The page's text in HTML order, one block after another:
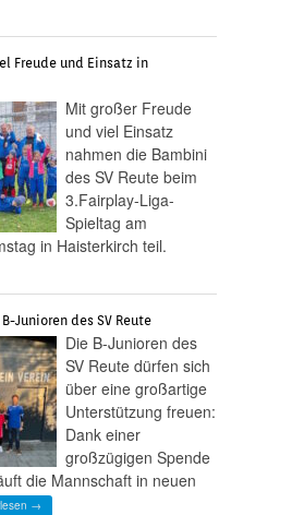
Freude und Einsatz in
Mit großer Freude
und viel Einsatz
nahmen die Bambini
des SV Reute beim
3.Fairplay-Liga-
Spieltag am
in Haisterkirch teil.
Junioren des SV Reute
Die B-Junioren des
SV Reute dürfen sich
über eine großartige
Unterstützung freuen:
Dank einer
großzügigen Spende
die Mannschaft in neuen
→